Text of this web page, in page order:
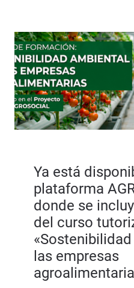
Ya está
plataforma
donde se
del curso
las empresas